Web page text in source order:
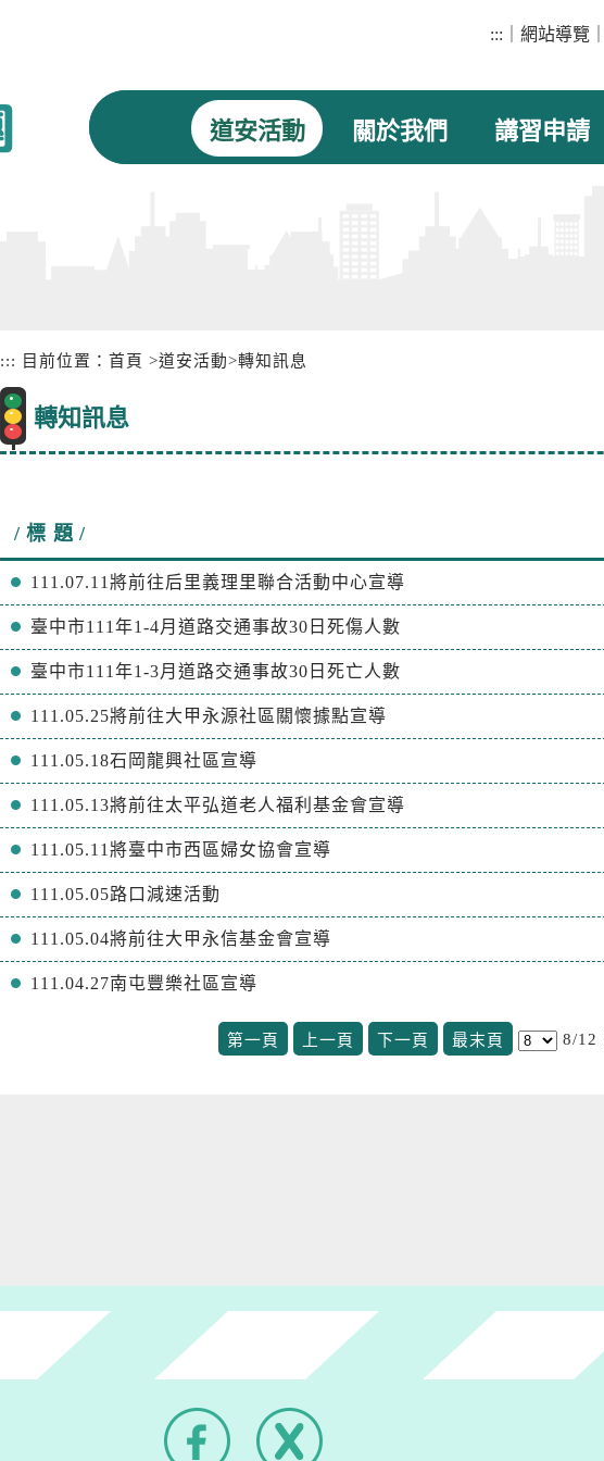
::: 網站導覽
道安活動 關於我們 講習申請
::: 目前位置： 首頁 >道安活動>轉知訊息
轉知訊息
標 題
111.07.11將前往后里義理里聯合活動中心宣導
臺中市111年1-4月道路交通事故30日死傷人數
臺中市111年1-3月道路交通事故30日死亡人數
111.05.25將前往大甲永源社區關懷據點宣導
111.05.18石岡龍興社區宣導
111.05.13將前往太平弘道老人福利基金會宣導
111.05.11將臺中市西區婦女協會宣導
111.05.05路口減速活動
111.05.04將前往大甲永信基金會宣導
111.04.27南屯豐樂社區宣導
第一頁 上一頁 下一頁 最末頁 8/12
Facebook
開